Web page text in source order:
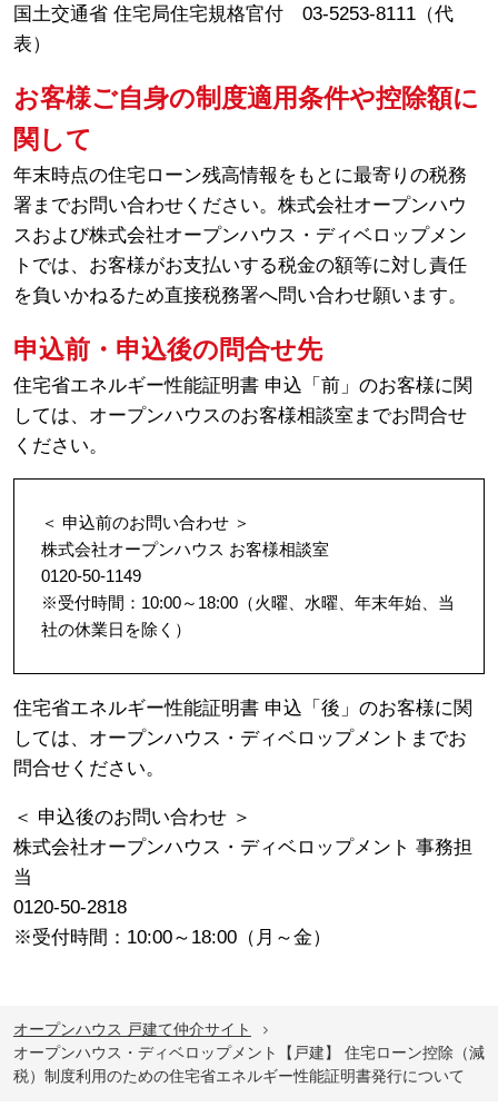
国土交通省 住宅局住宅規格官付 03-5253-8111（代
表）
お客様ご自身の制度適用条件や控除額に
関して
年末時点の住宅ローン残高情報をもとに最寄りの税務
署までお問い合わせください。株式会社オープンハウ
スおよび株式会社オープンハウス・ディベロップメン
トでは、お客様がお支払いする税金の額等に対し責任
を負いかねるため直接税務署へ問い合わせ願います。
申込前・申込後の問合せ先
住宅省エネルギー性能証明書 申込「前」のお客様に関
しては、オープンハウスのお客様相談室までお問合せ
ください。
＜ 申込前のお問い合わせ ＞
株式会社オープンハウス お客様相談室
0120-50-1149
※受付時間：10:00～18:00（火曜、水曜、年末年始、当
社の休業日を除く）
住宅省エネルギー性能証明書 申込「後」のお客様に関
しては、オープンハウス・ディベロップメントまでお
問合せください。
＜ 申込後のお問い合わせ ＞
株式会社オープンハウス・ディベロップメント 事務担
当
0120-50-2818
※受付時間：10:00～18:00（月～金）
オープンハウス 戸建て仲介サイト
オープンハウス・ディベロップメント【戸建】 住宅ローン控除（減
税）制度利用のための住宅省エネルギー性能証明書発行について